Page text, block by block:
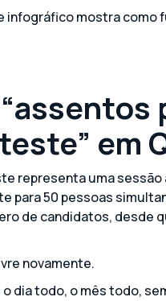
infográfico mostra como
em
representa uma sessão
para 50 pessoas
de candidatos, desde
novamente.
dia todo, o mês todo,